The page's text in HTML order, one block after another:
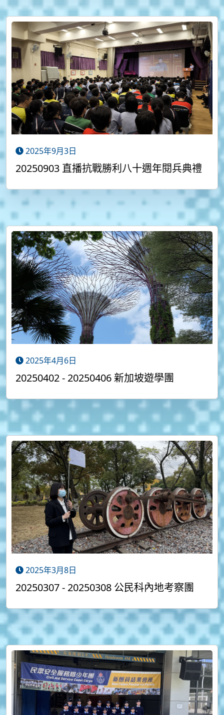
2025年9月3日
20250903 直播抗戰勝利八十週年閱兵典禮
2025年4月6日
20250402 - 20250406 新加坡遊學團
2025年3月8日
20250307 - 20250308 公民科內地考察團